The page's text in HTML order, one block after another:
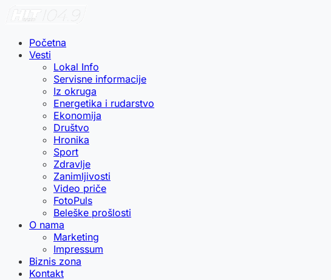
Početna
Vesti
Lokal Info
Servisne informacije
Iz okruga
Energetika i rudarstvo
Ekonomija
Društvo
Hronika
Sport
Zdravlje
Zanimljivosti
Video priče
FotoPuls
Beleške prošlosti
O nama
Marketing
Impressum
Biznis zona
Kontakt